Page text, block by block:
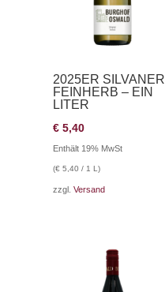
2025ER SILVANER
FEINHERB – EIN
LITER
€ 5,40
Enthält 19% MwSt
(€ 5,40 / 1 L)
zzgl.Versand